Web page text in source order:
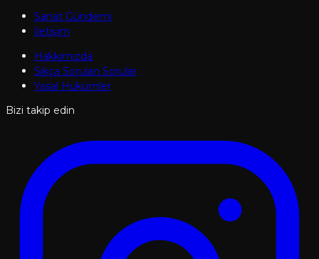
Sanat Gündemi
İletişim
Hakkımızda
Sıkça Sorulan Sorular
Yasal Hükümler
Bizi takip edin